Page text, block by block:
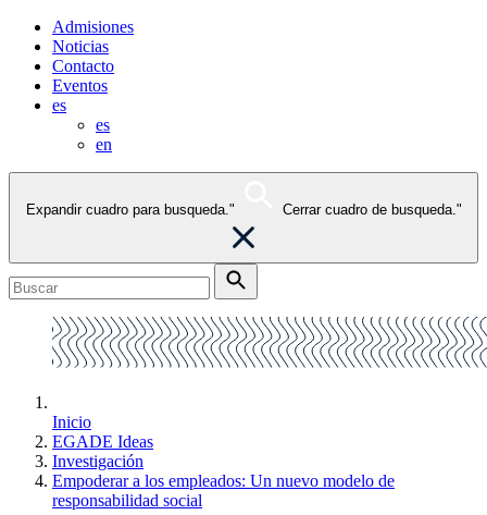
Admisiones
Noticias
Contacto
Eventos
es
es
en
Expandir cuadro para busqueda." Cerrar cuadro de busqueda."
Inicio
EGADE Ideas
Investigación
Empoderar a los empleados: Un nuevo modelo de
responsabilidad social